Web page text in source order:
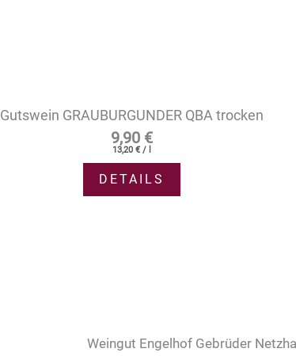
Gutswein GRAUBURGUNDER QBA trocken
9,90 €
13,20 € /
DETAILS
Weingut Engelhof Gebrüder